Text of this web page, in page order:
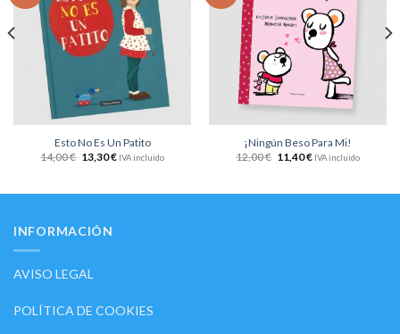
lista
deseos
Esto No Es Un Patito
14,00€ 13,30€ IVA incluido
¡Ningún Beso Para Mi!
12,00€ 11,40€ IVA incluido
INFORMACIÓN
AVISO LEGAL
POLÍTICA DE COOKIES